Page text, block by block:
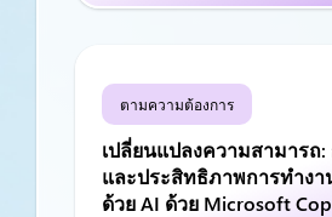
ตามความต้องการ
เปลี่ยนแปลงความสามารถ:
และประสิทธิภาพการทำง
ด้วย AI ด้วย Microsoft